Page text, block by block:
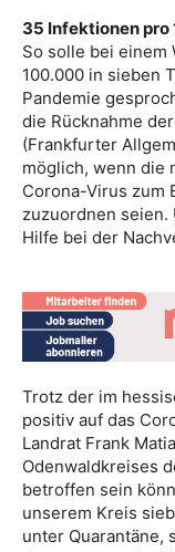
35 Infektionen pro
So solle bei
100.000 in sieben
Pandemie
die Rücknahme
(Frankfurter
möglich, wenn die
Corona-Virus zum
zuzuordnen seien.
Hilfe bei der
Trotz der im
positiv auf das
Landrat Frank
Odenwaldkreises
betroffen sein
unserem Kreis
unter Quarantäne,